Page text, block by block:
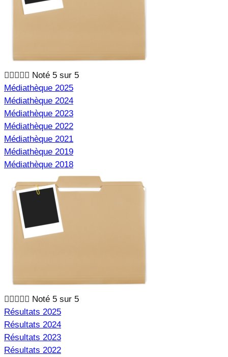
     Noté 5 sur 5
Médiathèque 2025
Médiathèque 2024
Médiathèque 2023
Médiathèque 2022
Médiathèque 2021
Médiathèque 2019
Médiathèque 2018
     Noté 5 sur 5
Résultats 2025
Résultats 2024
Résultats 2023
Résultats 2022